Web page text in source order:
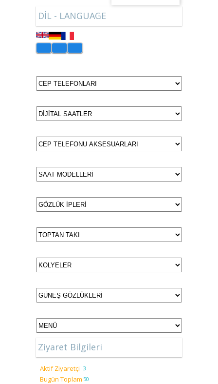
DİL - LANGUAGE
Ziyaret Bilgileri
Aktif Ziyaretçi 3
Bugün Toplam 50